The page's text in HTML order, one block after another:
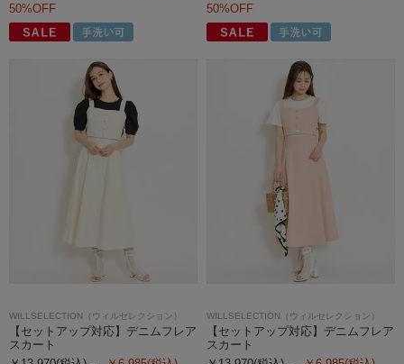
50%OFF
50%OFF
WILLSELECTION（ウィルセレクション）
【セットアップ対応】デニムフレア
スカート
WILLSELECTION（ウィルセレクション）
【セットアップ対応】デニムフレア
スカート